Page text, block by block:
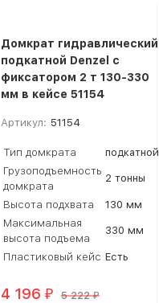
Домкрат гидравлический
подкатной Denzel с
фиксатором 2 т 130-330
мм в кейсе 51154
Артикул: 51154
Тип домкрата
подкатной
Грузоподъемность
домкрата
2 тонны
Высота подхвата
130 мм
Максимальная
высота подъема
330 мм
Пластиковый кейс Есть
4 196 ₽ 5 222₽